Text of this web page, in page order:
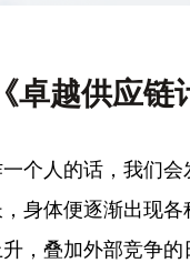
《卓越供应
个人的话，我们
身体便逐渐出现
，叠加外部竞争的